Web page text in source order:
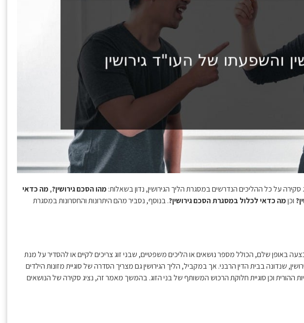
על כל ההליכים הנדרשים במסגרת הליך הגירושין, נדון בשאלות:מהו הסכם גירושין?,מה כדאי
וכןמה כדאי לכלול במסגרת הסכם גירושין?. בנוסף, נסביר מהם היתרונות והחסרונות במסגרת
באופן שלם, הכולל מספר נושאים או הליכים משפטיים, שבני זוג צריכים לקיים או להסדיר על מנת
שנדונה בבית הדין הרבני. אך במקביל, הליך הגירושין גם מצריך הסדרה של סוגיית מזונות הילדים
ההורית וכן סוגיית חלוקת הרכוש המשותף של בני הזוג. בהמשך מאמר זה, נציג סקירה של הנושאים